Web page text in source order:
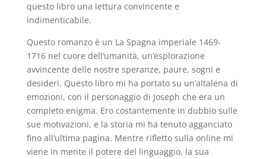
questo libro una lettura convincente e
indimenticabile.
Questo romanzo è un La Spagna imperiale 1469-
1716 nel cuore dell’umanità, un’esplorazione
avvincente delle nostre speranze, paure, sogni e
desideri. Questo libro mi ha portato su un’altalena di
emozioni, con il personaggio di Joseph che era un
completo enigma. Ero costantemente in dubbio sulle
sue motivazioni, e la storia mi ha tenuto agganciato
fino all’ultima pagina. Mentre rifletto sulla online mi
viene in mente il potere del linguaggio, la sua